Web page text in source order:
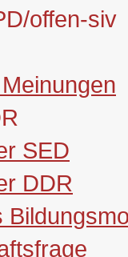
offen-siv
SED
DDR